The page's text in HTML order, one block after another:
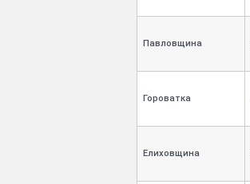
Павловщина
Гороватка
Елиховщина